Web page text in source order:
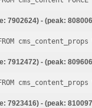
7902624) - (peak:
7912472) - (peak:
7923416) - (peak: